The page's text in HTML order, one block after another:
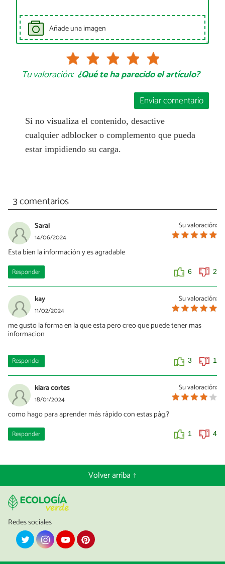
Añade una imagen
Tu valoración: ¿Qué te ha parecido el artículo?
Enviar comentario
Si no visualiza el contenido, desactive
cualquier adblocker o complemento que pueda
estar impidiendo su carga.
3 comentarios
Su valoración:
Sarai
14/06/2024
Esta bien la información y es agradable
Responder 6 2
Su valoración:
kay
11/02/2024
me gusto la forma en la que esta pero creo que puede tener mas
informacion
Responder 3 1
Su valoración:
kiara cortes
18/01/2024
como hago para aprender más rápido con estas pág.?
Responder 1 4
Volver arriba ↑
Redes sociales